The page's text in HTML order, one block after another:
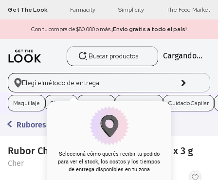
Get The Look Farmacity Simplicity The Food Market
Con tu compra de $80.000 o más¡Envío gratis a todo el país!
Buscar productos
Cargando...
Elegí elmétodo de entrega
Seleccioná cómo querés recibir tu pedido
para ver el stock, los costos y los tiempos
de entrega disponibles en tu zona
Maquillaje Skincare Electro Belleza Cuidado Capilar
Rubores
Rubor Cher 18 Sarcastic Sugar Peach x 3 g
Cher
1 get the look
2 máscara pestañas
loreal
4. brochas
5. corrector